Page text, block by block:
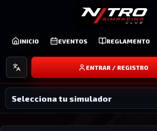
INICIO EVENTOS REGLAMENTO
Idioma
ENTRAR / REGISTRO
Selecciona tu simulador